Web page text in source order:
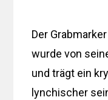
Der
wurde von
und trägt ein
lynchischer